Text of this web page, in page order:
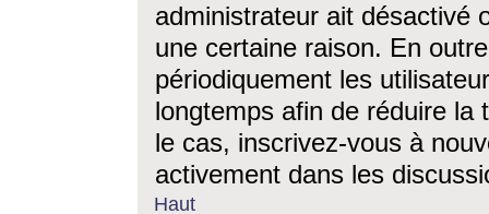
administrateur ait désactivé
une certaine raison. En
périodiquement les
longtemps afin de réduire la
le cas, inscrivez-vous à
activement dans les
Haut